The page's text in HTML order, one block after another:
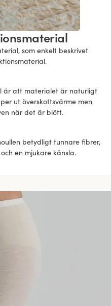
som enkelt beskrivet
är att materialet är naturligt
ut överskottsvärme men
när det är blött.
betydligt tunnare fibrer,
en mjukare känsla.